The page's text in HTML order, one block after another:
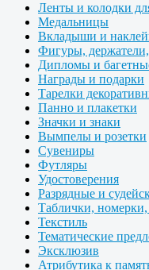
Ленты и колодки
Медальницы
Вкладыши и
Фигуры,
Дипломы и
Награды и подарки
Тарелки
Панно и плакетки
Значки и знаки
Вымпелы и розетки
Сувениры
Футляры
Удостоверения
Разрядные и
Таблички,
Текстиль
Тематические
Эксклюзив
Атрибутика к